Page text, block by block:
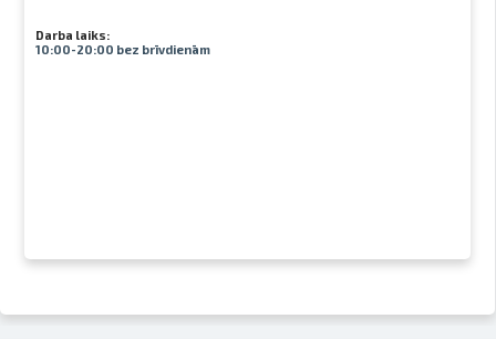
Darba laiks:
10:00-20:00 bez brīvdienām